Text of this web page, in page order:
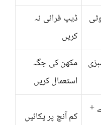
ڈیپ فرائی نہ
کریں
مکھن کی جگہ
استعمال کریں
+
کم آنچ پر پکائیں